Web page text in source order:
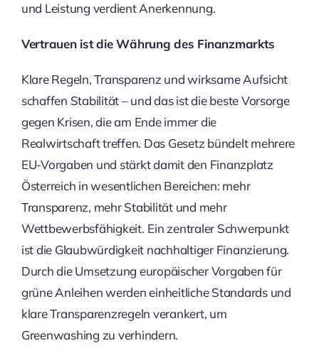
und Leistung verdient Anerkennung.
Vertrauen ist die Währung des Finanzmarkts
Klare Regeln, Transparenz und wirksame Aufsicht
schaffen Stabilität – und das ist die beste Vorsorge
gegen Krisen, die am Ende immer die
Realwirtschaft treffen. Das Gesetz bündelt mehrere
EU-Vorgaben und stärkt damit den Finanzplatz
Österreich in wesentlichen Bereichen: mehr
Transparenz, mehr Stabilität und mehr
Wettbewerbsfähigkeit. Ein zentraler Schwerpunkt
ist die Glaubwürdigkeit nachhaltiger Finanzierung.
Durch die Umsetzung europäischer Vorgaben für
grüne Anleihen werden einheitliche Standards und
klare Transparenzregeln verankert, um
Greenwashing zu verhindern.